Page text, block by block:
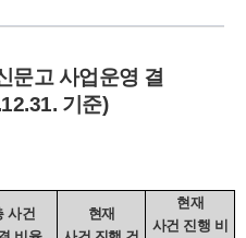
문고 사업운영 결
기준)
사건
현재
현재
사건 진행 비